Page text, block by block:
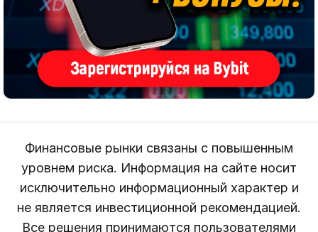
Финансовые рынки связаны с повышенным
уровнем риска. Информация на сайте носит
исключительно информационный характер и
не является инвестиционной рекомендацией.
Все решения принимаются пользователями